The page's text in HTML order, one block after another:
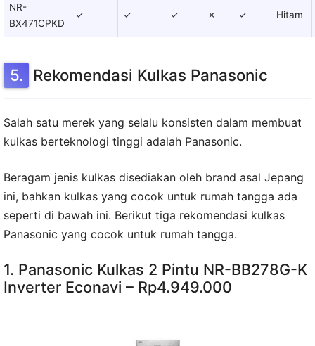
NR-
BX471CPKD
✓ ✓ ✓ ✗ ✓ Hitam
Rekomendasi Kulkas Panasonic
Salah satu merek yang selalu konsisten dalam membuat
kulkas berteknologi tinggi adalah Panasonic.
Beragam jenis kulkas disediakan oleh brand asal Jepang
ini, bahkan kulkas yang cocok untuk rumah tangga ada
seperti di bawah ini. Berikut tiga rekomendasi kulkas
Panasonic yang cocok untuk rumah tangga.
1. Panasonic Kulkas 2 Pintu NR-BB278G-K
Inverter Econavi – Rp4.949.000